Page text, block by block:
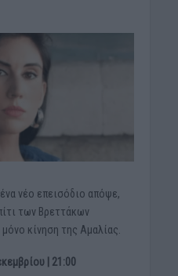
νέο επεισόδιο απόψε,
των Βρεττάκων
κίνηση της Αμαλίας.
| 21:00